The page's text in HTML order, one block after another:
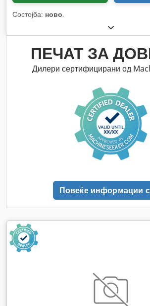
Состојба: ново,
ПЕЧАТ ЗА
Дилери сертифицирани од
Повеќе информации